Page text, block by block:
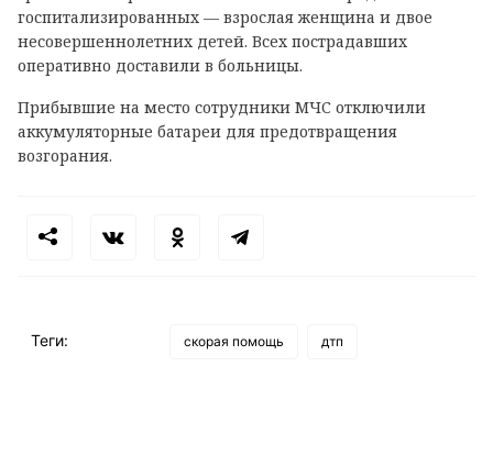
госпитализированных — взрослая женщина и двое
несовершеннолетних детей. Всех пострадавших
оперативно доставили в больницы.
Прибывшие на место сотрудники МЧС отключили
аккумуляторные батареи для предотвращения
возгорания.
Теги: скорая помощь дтп